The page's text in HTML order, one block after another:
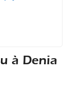
à Denia